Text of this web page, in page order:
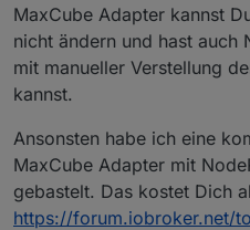
MaxCube Adapter kannst
nicht ändern und hast auch
mit manueller Verstellung
kannst.
Ansonsten habe ich eine
MaxCube Adapter mit
gebastelt. Das kostet Dich
https://forum.iobroker.net/